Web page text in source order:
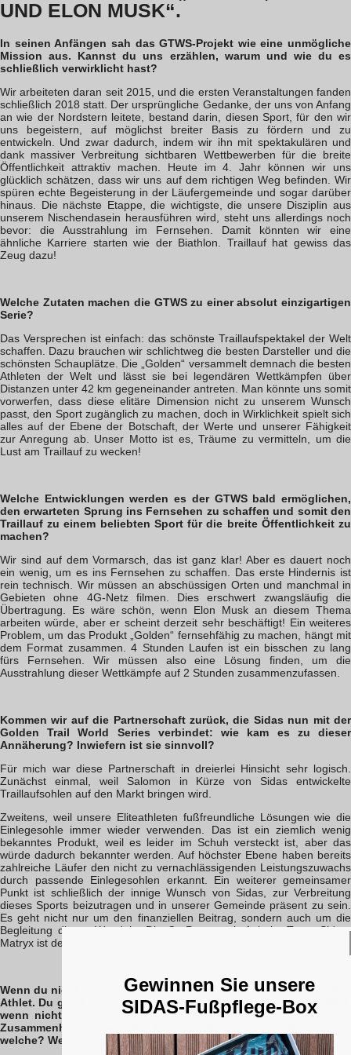
UND ELON MUSK“.
In seinen Anfängen sah das GTWS-Projekt wie eine unmögliche
Mission aus. Kannst du uns erzählen, warum und wie du es
schließlich verwirklicht hast?
Wir arbeiteten daran seit 2015, und die ersten Veranstaltungen fanden
schließlich 2018 statt. Der ursprüngliche Gedanke, der uns von Anfang
an wie der Nordstern leitete, bestand darin, diesen Sport, für den wir
uns begeistern, auf möglichst breiter Basis zu fördern und zu
entwickeln. Und zwar dadurch, indem wir ihn mit spektakulären und
dank massiver Verbreitung sichtbaren Wettbewerben für die breite
Öffentlichkeit attraktiv machen. Heute im 4. Jahr können wir uns
glücklich schätzen, dass wir uns auf dem richtigen Weg befinden. Wir
spüren echte Begeisterung in der Läufergemeinde und sogar darüber
hinaus. Die nächste Etappe, die wichtigste, die unsere Disziplin aus
unserem Nischendasein herausführen wird, steht uns allerdings noch
bevor: die Ausstrahlung im Fernsehen. Damit könnten wir eine
ähnliche Karriere starten wie der Biathlon. Traillauf hat gewiss das
Zeug dazu!
Welche Zutaten machen die GTWS zu einer absolut einzigartigen
Serie?
Das Versprechen ist einfach: das schönste Traillaufspektakel der Welt
schaffen. Dazu brauchen wir schlichtweg die besten Darsteller und die
schönsten Schauplätze. Die „Golden“ versammelt demnach die besten
Athleten der Welt und lässt sie bei legendären Wettkämpfen über
Distanzen unter 42 km gegeneinander antreten. Man könnte uns somit
vorwerfen, dass diese elitäre Dimension nicht zu unserem Wunsch
passt, den Sport zugänglich zu machen, doch in Wirklichkeit spielt sich
alles auf der Ebene der Botschaft, der Werte und unserer Fähigkeit
zur Anregung ab. Unser Motto ist es, Träume zu vermitteln, um die
Lust am Traillauf zu wecken!
Welche Entwicklungen werden es der GTWS bald ermöglichen,
den erwarteten Sprung ins Fernsehen zu schaffen und somit den
Traillauf zu einem beliebten Sport für die breite Öffentlichkeit zu
machen?
Wir sind auf dem Vormarsch, das ist ganz klar! Aber es dauert noch
ein wenig, um es ins Fernsehen zu schaffen. Das erste Hindernis ist
rein technisch. Wir müssen an abschüssigen Orten und manchmal in
Gebieten ohne 4G-Netz filmen. Dies erschwert zwangsläufig die
Übertragung. Es wäre schön, wenn Elon Musk an diesem Thema
arbeiten würde, aber er scheint derzeit sehr beschäftigt! Ein weiteres
Problem, um das Produkt „Golden“ fernsehfähig zu machen, hängt mit
dem Format zusammen. 4 Stunden Laufen ist ein bisschen zu lang
fürs Fernsehen. Wir müssen also eine Lösung finden, um die
Ausstrahlung dieser Wettkämpfe auf 2 Stunden zusammenzufassen.
Kommen wir auf die Partnerschaft zurück, die Sidas nun mit der
Golden Trail World Series verbindet: wie kam es zu dieser
Annäherung? Inwiefern ist sie sinnvoll?
Für mich war diese Partnerschaft in dreierlei Hinsicht sehr logisch.
Zunächst einmal, weil Salomon in Kürze von Sidas entwickelte
Traillaufsohlen auf den Markt bringen wird.
Zweitens, weil unsere Eliteathleten fußfreundliche Lösungen wie die
Einlegesohle immer wieder verwenden. Das ist ein ziemlich wenig
bekanntes Produkt, weil es leider im Schuh versteckt ist, aber das
würde dadurch bekannter werden. Auf höchster Ebene haben bereits
zahlreiche Läufer den nicht zu vernachlässigenden Leistungszuwachs
durch passende Einlegesohlen erkannt. Ein weiterer gemeinsamer
Punkt ist schließlich der innige Wunsch von Sidas, zur Verbreitung
dieses Sports beizutragen und in unserer Gemeinde präsent zu sein.
Es geht nicht nur um den finanziellen Beitrag, sondern auch um die
Begleitung dieses Wandels. Die Co-Partnerschaft beim Team Sidas-
Matryx ist der greifbare Beweis dafür!
Wenn du nicht gerade die GTWS organisierst, bist du auch selbst
Athlet. Du giltst sogar als einer der besten Bergabläufer der Welt,
wenn nicht sogar als der beste. Was kannst du uns in diesem
Zusammenhang über die Einlegesohlen sagen? Benutzt du
welche? Wenn ja, welchen Nutzen haben sie?
Gewinnen Sie unsere
SIDAS-Fußpflege-Box